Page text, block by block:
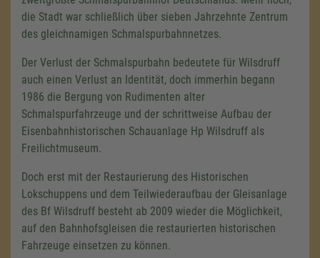
die Stadt war schließlich über sieben Jahrzehnte Zentrum
des gleichnamigen Schmalspurbahnnetzes.
Der Verlust der Schmalspurbahn bedeutete für Wilsdruff
auch einen Verlust an Identität, doch immerhin begann
1986 die Bergung von Rudimenten alter
Schmalspurfahrzeuge und der schrittweise Aufbau der
Eisenbahnhistorischen Schauanlage Hp Wilsdruff als
Freilichtmuseum.
Doch erst mit der Restaurierung des Historischen
Lokschuppens und dem Teilwiederaufbau der Gleisanlage
des Bf Wilsdruff besteht ab 2009 wieder die Möglichkeit,
auf den Bahnhofsgleisen die restaurierten historischen
Fahrzeuge einsetzen zu können.